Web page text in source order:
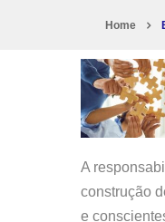
Home
A
construção
e